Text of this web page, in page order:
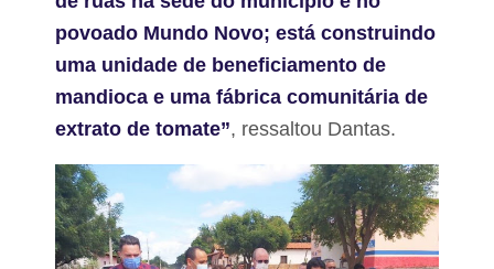
povoado Mundo Novo; está construindo
uma unidade de beneficiamento de
mandioca e uma fábrica comunitária de
extrato de tomate”, ressaltou Dantas.